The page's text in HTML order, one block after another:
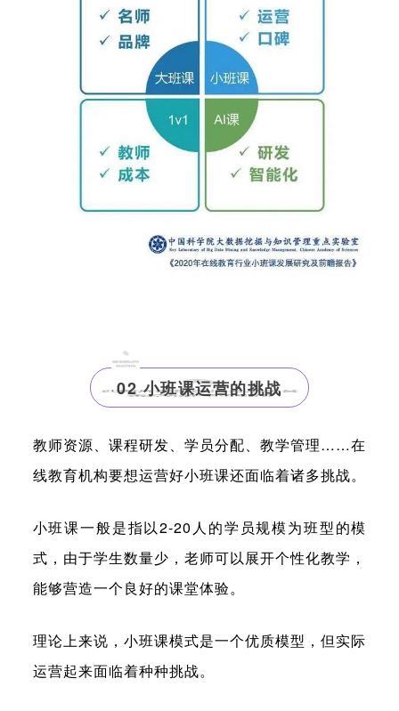
02 小班课运营的挑战
教师资源、课程研发、学员分配、教学管理……在
线教育机构要想运营好小班课还面临着诸多挑战。
小班课一般是指以2-20人的学员规模为班型的模
式，由于学生数量少，老师可以展开个性化教学，
能够营造一个良好的课堂体验。
理论上来说，小班课模式是一个优质模型，但实际
运营起来面临着种种挑战。